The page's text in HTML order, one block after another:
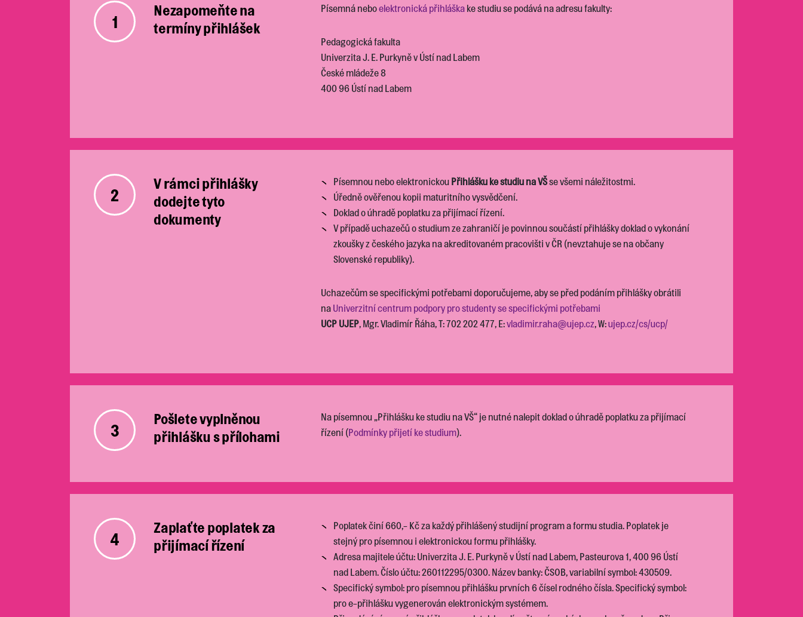
1
Nezapomeňte na
termíny přihlášek
Písemná neboelektronická přihláška ke studiu se podává na adresu fakulty:
Pedagogická fakulta
Univerzita J. E. Purkyně v Ústí nad Labem
České mládeže 8
400 96 Ústí nad Labem
2
V rámci přihlášky
dodejte tyto
dokumenty
Písemnou nebo elektronickou Přihlášku ke studiu na VŠse všemi náležitostmi.
Úředně ověřenou kopii maturitního vysvědčení.
Doklad o úhradě poplatku za přijímací řízení.
V případě uchazečů o studium ze zahraničí je povinnou součástí přihlášky doklad o vykonání
zkoušky z českého jazyka na akreditovaném pracovišti v ČR (nevztahuje se na občany
Slovenské republiky).
Uchazečům se specifickými potřebami doporučujeme, aby se před podáním přihlášky obrátili
na Univerzitní centrum podpory pro studenty se specifickými potřebami
UCP UJEP, Mgr. Vladimír Řáha, T: 702 202 477, E:vladimir.raha@ujep.cz, W:ujep.cz/cs/ucp/
3
Pošlete vyplněnou
přihlášku s přílohami
Na písemnou „Přihlášku ke studiu na VŠ“ je nutné nalepit doklad o úhradě poplatku za přijímací
řízení (Podmínky přijetí ke studium).
4
Zaplaťte poplatek za
přijímací řízení
Poplatek činí 660,- Kč za každý přihlášený studijní program a formu studia. Poplatek je
stejný pro písemnou i elektronickou formu přihlášky.
Adresa majitele účtu: Univerzita J. E. Purkyně v Ústí nad Labem, Pasteurova 1, 400 96 Ústí
nad Labem. Číslo účtu: 260112295/0300. Název banky: ČSOB, variabilní symbol: 430509.
Specifický symbol: pro písemnou přihlášku prvních 6 čísel rodného čísla. Specifický symbol:
pro e-přihlášku vygenerován elektronickým systémem.